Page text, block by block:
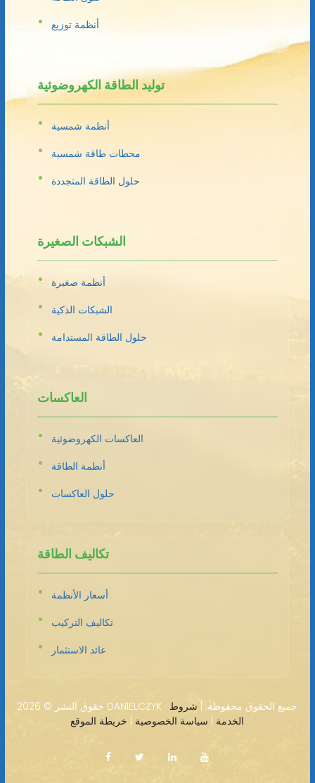
أنظمة توزيع
توليد الطاقة الكهروضوئية
أنظمة شمسية
محطات طاقة شمسية
حلول الطاقة المتجددة
الشبكات الصغيرة
أنظمة صغيرة
الشبكات الذكية
حلول الطاقة المستدامة
العاكسات
العاكسات الكهروضوئية
أنظمة الطاقة
حلول العاكسات
تكاليف الطاقة
أسعار الأنظمة
تكاليف التركيب
عائد الاستثمار
حقوق النشر © 2026 DANIELCZYK · جميع الحقوق محفوظة. | شروط
الخدمة
سياسة الخصوصية خريطة الموقع